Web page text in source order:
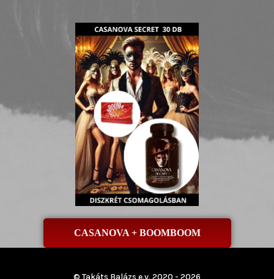
CASANOVA + BOOMBOOM
© Takáts Balázs e.v. 2020 - 2026